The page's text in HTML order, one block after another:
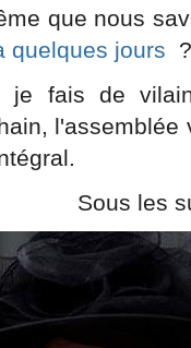
que nous
quelques jours
?
fais de